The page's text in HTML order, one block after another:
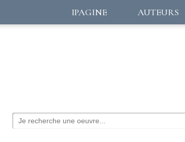
IPAGINE AUTEURS